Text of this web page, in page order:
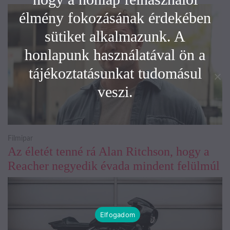
Az életét tenné rá Alan Ritchson, hogy a
Reacher negyedik évada mindent felülmúl
Filmipar
élmény fokozásának érdekében
sütiket alkalmazunk. A
honlapunk használatával ön a
tájékoztatásunkat tudomásul
veszi.
Elfogadom